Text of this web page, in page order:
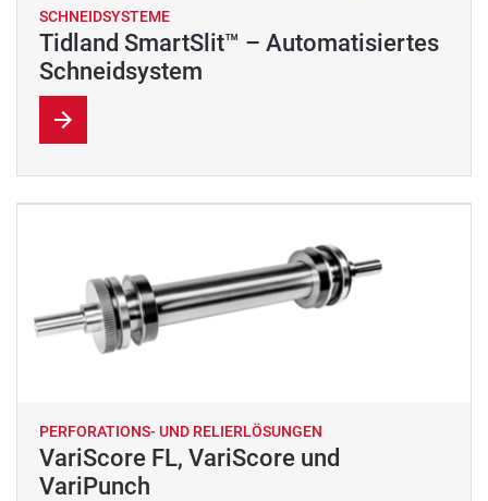
SCHNEIDSYSTEME
Tidland SmartSlit™ – Automatisiertes
Schneidsystem
PERFORATIONS- UND RELIERLÖSUNGEN
VariScore FL, VariScore und
VariPunch